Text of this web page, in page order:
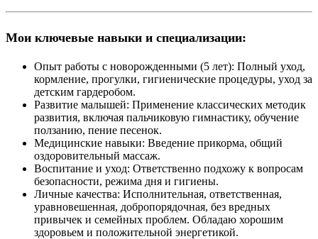
Мои ключевые навыки и специализации:
Опыт работы с новорожденными (5 лет): Полный уход,
кормление, прогулки, гигиенические процедуры, уход за
детским гардеробом.
Развитие малышей: Применение классических методик
развития, включая пальчиковую гимнастику, обучение
ползанию, пение песенок.
Медицинские навыки: Введение прикорма, общий
оздоровительный массаж.
Воспитание и уход: Ответственно подхожу к вопросам
безопасности, режима дня и гигиены.
Личные качества: Исполнительная, ответственная,
уравновешенная, добропорядочная, без вредных
привычек и семейных проблем. Обладаю хорошим
здоровьем и положительной энергетикой.